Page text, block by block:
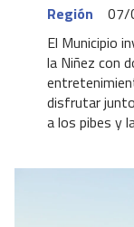
Región
07/
El Municipio
la Niñez con
disfrutar
a los pibes y